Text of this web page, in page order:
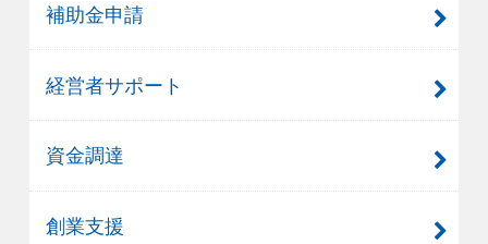
補助金申請
経営者サポート
資金調達
創業支援